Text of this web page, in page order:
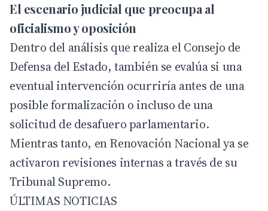
El escenario judicial que preocupa al
oficialismo y oposición
Dentro del análisis que realiza el Consejo de
Defensa del Estado, también se evalúa si una
eventual intervención ocurriría antes de una
posible formalización o incluso de una
solicitud de desafuero parlamentario.
Mientras tanto, en Renovación Nacional ya se
activaron revisiones internas a través de su
Tribunal Supremo.
ÚLTIMAS NOTICIAS